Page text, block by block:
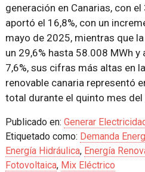
generación en Canarias, con
aportó el 16,8%, con un
mayo de 2025, mientras que
un 29,6% hasta 58.008 MWh
7,6%, sus cifras más altas en
renovable canaria representó
total durante el quinto mes del
Publicado en: Generar
Etiquetado como: Demanda
Energía Hidráulica, Energía
Fotovoltaica, Mix Eléctrico